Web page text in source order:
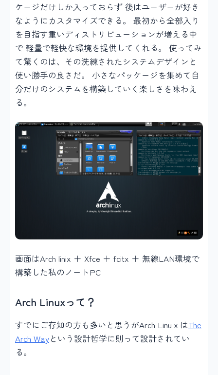
ケージだけしか入っておらず 後はユーザーが好き
なようにカスタマイズできる。 最初から全部入り
を目指す重いディストリビューションが増える中
で 軽量で軽快な環境を提供してくれる。 使ってみ
て驚くのは、その洗練されたシステムデザインと
使い勝手の良さだ。 小さなパッケージを集めて自
分だけのシステムを構築していく楽しさを味わえ
る。
画面はArch linix ＋ Xfce ＋ fcitx ＋ 無線LAN環境で
構築した私のノートPC
Arch Linuxって？
すでにご存知の方も多いと思うがArch LinuｘはThe
Arch Wayという設計哲学に則って設計されてい
る。